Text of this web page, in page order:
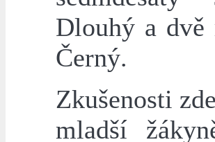
Dlouhý a dvě
Černý.
Zkušenosti
mladší